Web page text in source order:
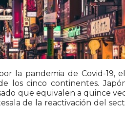
la pandemia de Covid-19,
los cinco continentes.
que equivalen a quince
de la reactivación del